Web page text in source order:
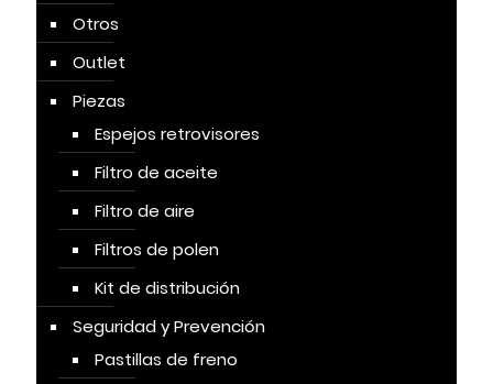
Otros
Outlet
Piezas
Espejos retrovisores
Filtro de aceite
Filtro de aire
Filtros de polen
Kit de distribución
Seguridad y Prevención
Pastillas de freno